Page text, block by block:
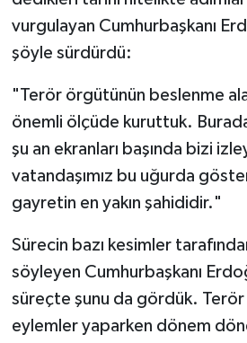
vurgulayan Cumhurbaşkanı
şöyle sürdürdü:
"Terör örgütünün beslenme
önemli ölçüde kuruttuk.
şu an ekranları başında bizi
vatandaşımız bu uğurda
gayretin en yakın şahididir."
Sürecin bazı kesimler
söyleyen Cumhurbaşkanı
süreçte şunu da gördük. Terör
eylemler yaparken dönem